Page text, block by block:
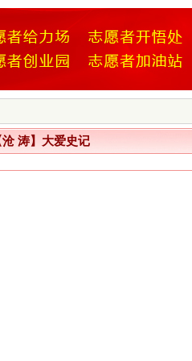
涛】大爱史记